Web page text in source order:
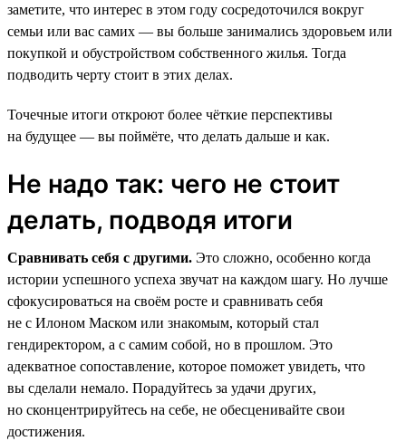
заметите, что интерес в этом году сосредоточился вокруг
семьи или вас самих — вы больше занимались здоровьем или
покупкой и обустройством собственного жилья. Тогда
подводить черту стоит в этих делах.
Точечные итоги откроют более чёткие перспективы
на будущее — вы поймёте, что делать дальше и как.
Не надо так: чего не стоит
делать, подводя итоги
Сравнивать себя с другими. Это сложно, особенно когда
истории успешного успеха звучат на каждом шагу. Но лучше
сфокусироваться на своём росте и сравнивать себя
не с Илоном Маском или знакомым, который стал
гендиректором, а с самим собой, но в прошлом. Это
адекватное сопоставление, которое поможет увидеть, что
вы сделали немало. Порадуйтесь за удачи других,
но сконцентрируйтесь на себе, не обесценивайте свои
достижения.